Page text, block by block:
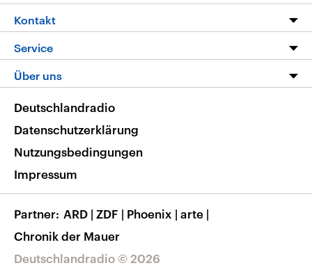
Die Nachrichten
Nachrichtenleicht
Neue Beiträge auf dlf.de
Livestream
Podcasts
Deutschlandfunk App
Nachrichten App
Frequenzen
Kontakt
Hörerservice
Service
FAQ
Veranstaltungen
Musikliste
RSS
Über uns
Barrierefreiheit
Deutschlandradio © 2026
Deutschlandradio
Datenschutzerklärung
Nutzungsbedingungen
Impressum
Partner ARD | ZDF | Phoenix | arte |
Chronik der Mauer